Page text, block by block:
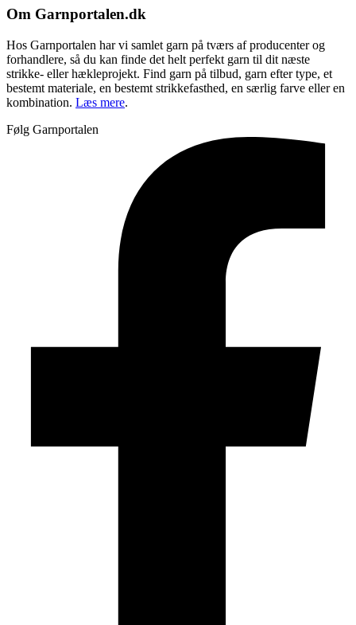
Om Garnportalen.dk
Hos Garnportalen har vi samlet garn på tværs af producenter og
forhandlere, så du kan finde det helt perfekt garn til dit næste
strikke- eller hækleprojekt. Find garn på tilbud, garn efter type, et
bestemt materiale, en bestemt strikkefasthed, en særlig farve eller en
kombination. Læs mere.
Følg Garnportalen